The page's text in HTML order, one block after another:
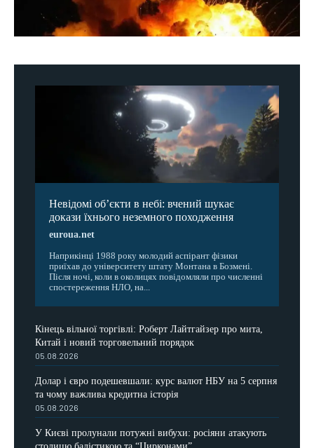
Невідомі об’єкти в небі: вчений шукає
докази їхнього неземного походження
euroua.net
Наприкінці 1988 року молодий аспірант фізики
приїхав до університету штату Монтана в Бозмені.
Після ночі, коли в околицях повідомляли про численні
спостереження НЛО, на...
Кінець вільної торгівлі: Роберт Лайтгайзер про мита,
Китай і новий торговельний порядок
05.08.2026
Долар і євро подешевшали: курс валют НБУ на 5 серпня
та чому важлива кредитна історія
05.08.2026
У Києві пролунали потужні вибухи: росіяни атакують